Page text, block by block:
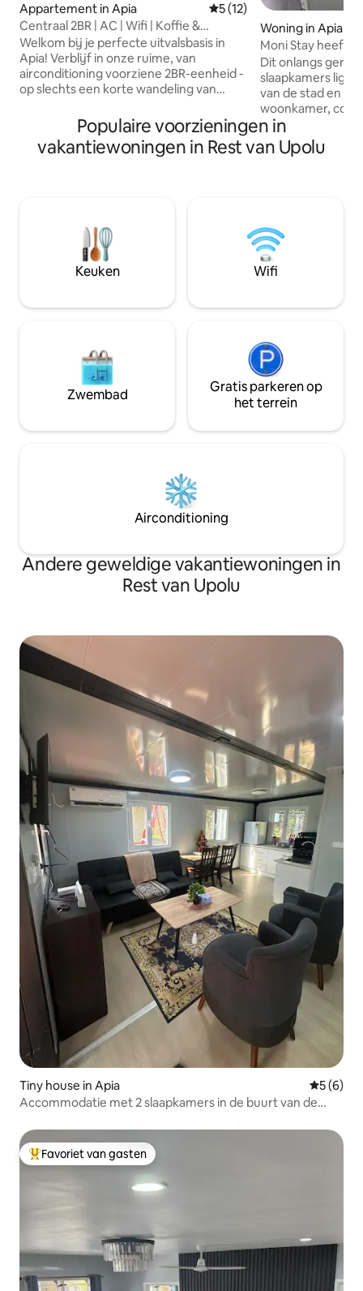
Appartement in Apia Gemiddelde beoordeling
5 (12)
Centraal 2BR | AC | Wifi | Koffie &
Restaurants |
Welkom bij je perfecte uitvalsbasis in
Apia! Verblijf in onze ruime, van
airconditioning voorziene 2BR-eenheid -
op slechts een korte wandeling van
voor koppels, gezinnen of
zakenreizigers. - Geniet van
airconditioning overal, - Gratis wifi, -
verkent of op afstand werkt, deze
centrale accommodatie heeft alles wat
je nodig hebt. Boek vandaag nog je
verblijf bij Pacific Hosts!
Woning in Apia
Moni Stay heeft
slaapkamers.
Dit onlangs
slaapkamers ligt
van de stad en
woonkamer,
dicht bij winkels,
wordt begroet
luchtige open
eigentijds
ontspannen en
wordt gecreëerd
of ontspanning
Populaire voorzieningen in
vakantiewoningen in Rest van Upolu
Keuken Wifi
Zwembad
Gratis parkeren op
het terrein
Airconditioning
Andere geweldige vakantiewoningen in
Rest van Upolu
Tiny house in Apia
5 (6)
Accommodatie met 2 slaapkamers in de buurt van de
Topfavoriet van gasten
Favoriet van gasten